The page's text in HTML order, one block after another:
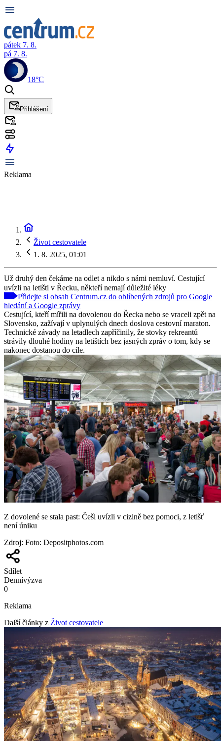
pátek 7. 8.
pá 7. 8.
18°C
Přihlášení
Reklama
Život cestovatele
1. 8. 2025, 01:01
Už druhý den čekáme na odlet a nikdo s námi nemluví. Cestující
uvízli na letišti v Řecku, někteří nemají důležité léky
Přidejte si obsah Centrum.cz do oblíbených zdrojů pro Google
hledání a Google zprávy
Cestující, kteří mířili na dovolenou do Řecka nebo se vraceli zpět na
Slovensko, zažívají v uplynulých dnech doslova cestovní maraton.
Technické závady na letadlech zapříčinily, že stovky rekreantů
strávily dlouhé hodiny na letištích bez jasných zpráv o tom, kdy se
nakonec dostanou do cíle.
Z dovolené se stala past: Češi uvízli v cizině bez pomoci, z letišť
není úniku
Zdroj: Foto: Depositphotos.com
Sdílet
Dennívýzva
0
Reklama
Další články z Život cestovatele